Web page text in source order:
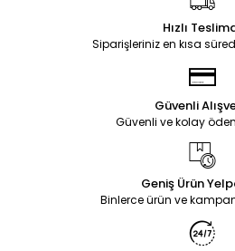
Hızlı
Siparişleriniz en kısa
Güvenli
Güvenli ve kolay
Geniş Ürün
Binlerce ürün ve